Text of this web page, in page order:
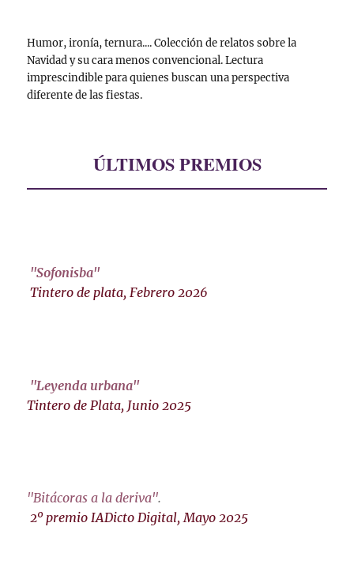
Humor, ironía, ternura.... Colección de relatos sobre la
Navidad y su cara menos convencional. Lectura
imprescindible para quienes buscan una perspectiva
diferente de las fiestas.
ÚLTIMOS PREMIOS
"Sofonisba"
Tintero de plata, Febrero 2026
"Leyenda urbana"
Tintero de Plata, Junio 2025
"Bitácoras a la deriva".
2º premio IADicto Digital, Mayo 2025